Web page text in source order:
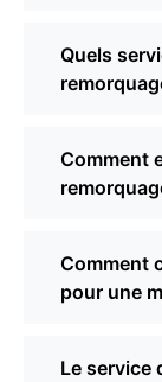
Quels
Comment
Comment
pour une
Le service